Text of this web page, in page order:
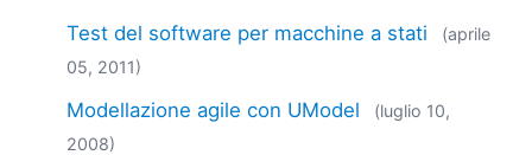
2022
2021
2020
2019
Test del software per macchine a stati
(aprile
05, 2011)
Modellazione agile con UModel
(luglio 10,
2008)